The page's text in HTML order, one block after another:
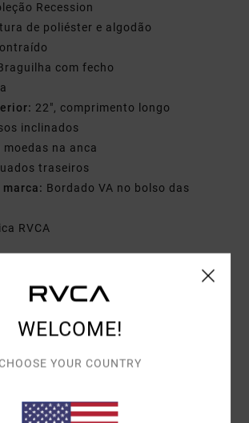
Recession
de poliéster e algodão
com fecho
22", comprimento longo
inclinados
na anca
traseiros
Bordado VA no bolso das
RVCA
WELCOME!
YOUR COUNTRY